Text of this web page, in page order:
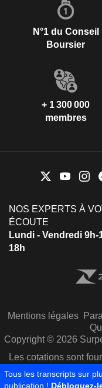
N°1 du Conseil
Boursier
+ 1 300 000
membres
NOS EXPERTS À
ÉCOUTE
Lundi - Vendredi 9h-
18h
Mentions légales
Copyright © 2026
Les cotations sont
Tous les transcripts sur
publication ! Débloquez-